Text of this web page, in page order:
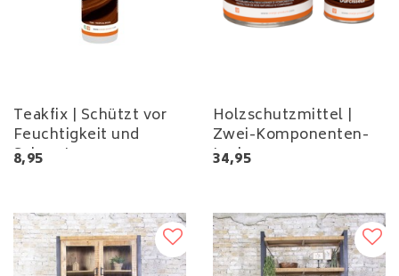
Teakfix | Schützt vor
Feuchtigkeit und
Schmutz
8,95
Holzschutzmittel |
Zwei-Komponenten-
Lack
34,95